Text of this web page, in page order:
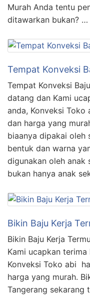
Murah Anda tentu
ditawarkan bukan? …
Tempat Konveksi
Tempat Konveksi
datang dan Kami
anda, Konveksi
dan harga yang
biaanya dipakai oleh
bentuk dan warna
digunakan oleh anak
bukan hanya anak
Bikin Baju Kerja
Bikin Baju Kerja
Kami ucapkan
Konveksi Toko abi
harga yang murah.
Tangerang sekarang